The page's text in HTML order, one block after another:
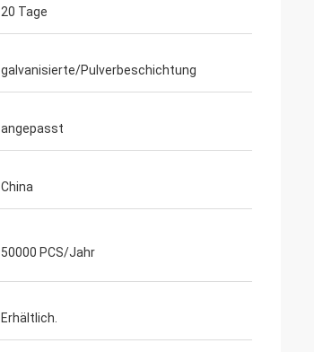
20 Tage
galvanisierte/Pulverbeschichtung
angepasst
China
50000 PCS/Jahr
Erhältlich.